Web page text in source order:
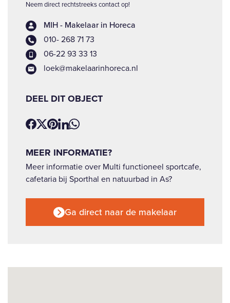
Neem direct rechtstreeks contact op!
MIH - Makelaar in Horeca
010- 268 71 73
06-22 93 33 13
loek@makelaarinhoreca.nl
DEEL DIT OBJECT
MEER INFORMATIE?
Meer informatie over Multi functioneel sportcafe,
cafetaria bij Sporthal en natuurbad in As?
Ga direct naar de makelaar